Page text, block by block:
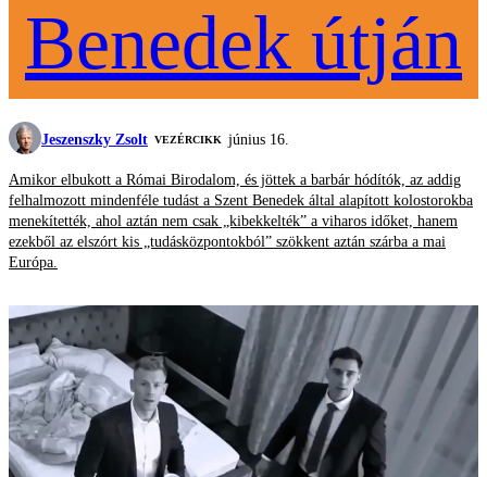
Benedek útján
Jeszenszky Zsolt VEZÉRCIKK június 16.
Amikor elbukott a Római Birodalom, és jöttek a barbár hódítók, az addig
felhalmozott mindenféle tudást a Szent Benedek által alapított kolostorokba
menekítették, ahol aztán nem csak „kibekkelték” a viharos időket, hanem
ezekből az elszórt kis „tudásközpontokból” szökkent aztán szárba a mai
Európa.